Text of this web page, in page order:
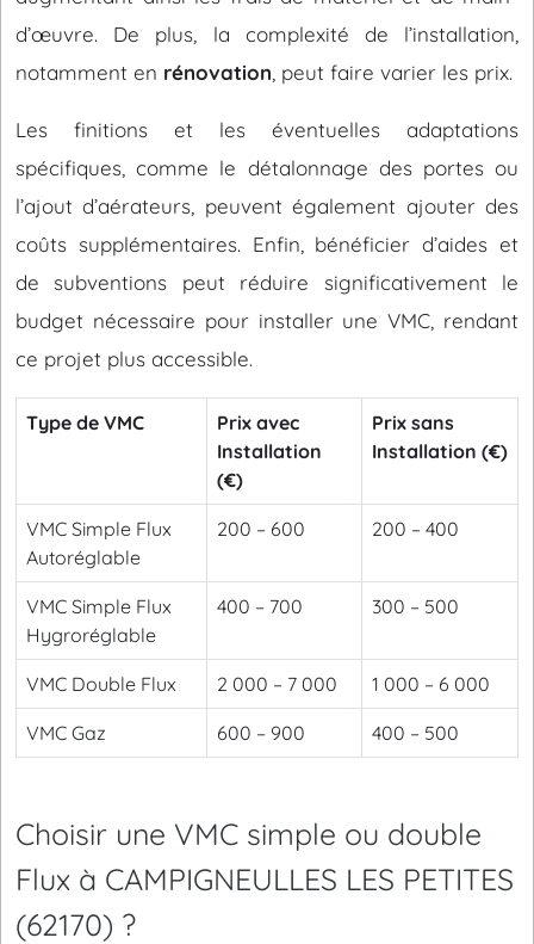
d’œuvre. De plus, la complexité de l’installation,
notamment en rénovation , peut faire varier les prix.
Les finitions et les éventuelles adaptations
spécifiques, comme le détalonnage des portes ou
l’ajout d’aérateurs, peuvent également ajouter des
coûts supplémentaires. Enfin, bénéficier d’aides et
de subventions peut réduire significativement le
budget nécessaire pour installer une VMC, rendant
ce projet plus accessible.
Type de VMC
Prix avec
Installation
(€)
Prix sans
Installation (€)
VMC Simple Flux
Autoréglable
200 – 600 200 – 400
VMC Simple Flux
Hygroréglable
400 – 700 300 – 500
VMC Double Flux 2 000 – 7 000 1 000 – 6 000
VMC Gaz 600 – 900 400 – 500
Choisir une VMC simple ou double
Flux à CAMPIGNEULLES LES PETITES
(62170) ?